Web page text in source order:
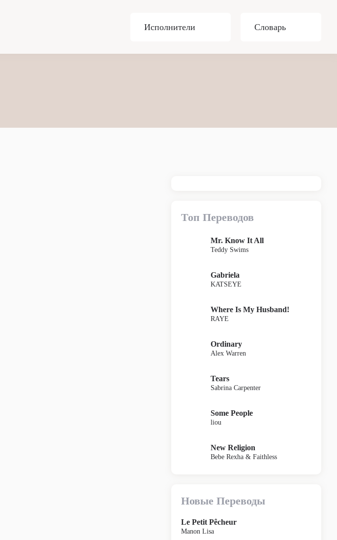
Исполнители Словарь
Топ Переводов
Mr. Know It All
Teddy Swims
Gabriela
KATSEYE
Where Is My Husband!
RAYE
Ordinary
Alex Warren
Tears
Sabrina Carpenter
Some People
liou
New Religion
Bebe Rexha & Faithless
Новые Переводы
Le Petit Pêcheur
Manon Lisa